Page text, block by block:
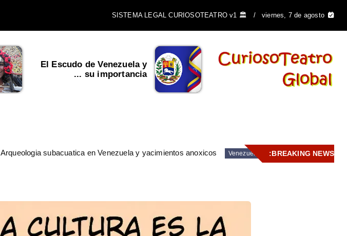
viernes, 7 de agosto
🏛️ SISTEMA LEGAL CURIOSOTEATRO v1
El Escudo de Venezuela y
su importancia ...
Araguaney: El árbol que
florece en oro y...
BREAKING NEWS:
Venezuela
Arqueologia subacuatica en Venezuela y yacimientos anoxicos